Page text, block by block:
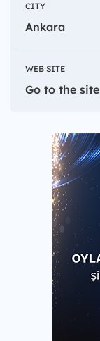
CITY
Ankara
WEB SITE
Go to the site